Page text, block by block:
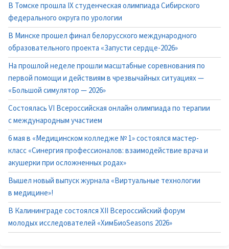
В Томске прошла IX студенческая олимпиада Сибирского
федерального округа по урологии
В Минске прошел финал белорусского международного
образовательного проекта «Запусти сердце-2026»
На прошлой неделе прошли масштабные соревнования по
первой помощи и действиям в чрезвычайных ситуациях —
«Большой симулятор — 2026»
Состоялась VI Всероссийская онлайн олимпиада по терапии
с международным участием
6 мая в «Медицинском колледже № 1» состоялся мастер-
класс «Синергия профессионалов: взаимодействие врача и
акушерки при осложненных родах»
Вышел новый выпуск журнала «Виртуальные технологии
в медицине»!
В Калининграде состоялся XII Всероссийский форум
молодых исследователей «ХимБиоSeasons 2026»